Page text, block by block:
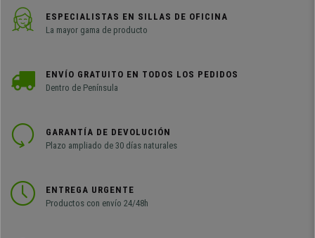
ESPECIALISTAS EN SILLAS DE OFICINA
La mayor gama de producto
ENVÍO GRATUITO EN TODOS LOS PEDIDOS
Dentro de Península
GARANTÍA DE DEVOLUCIÓN
Plazo ampliado de 30 días naturales
ENTREGA URGENTE
Productos con envío 24/48h